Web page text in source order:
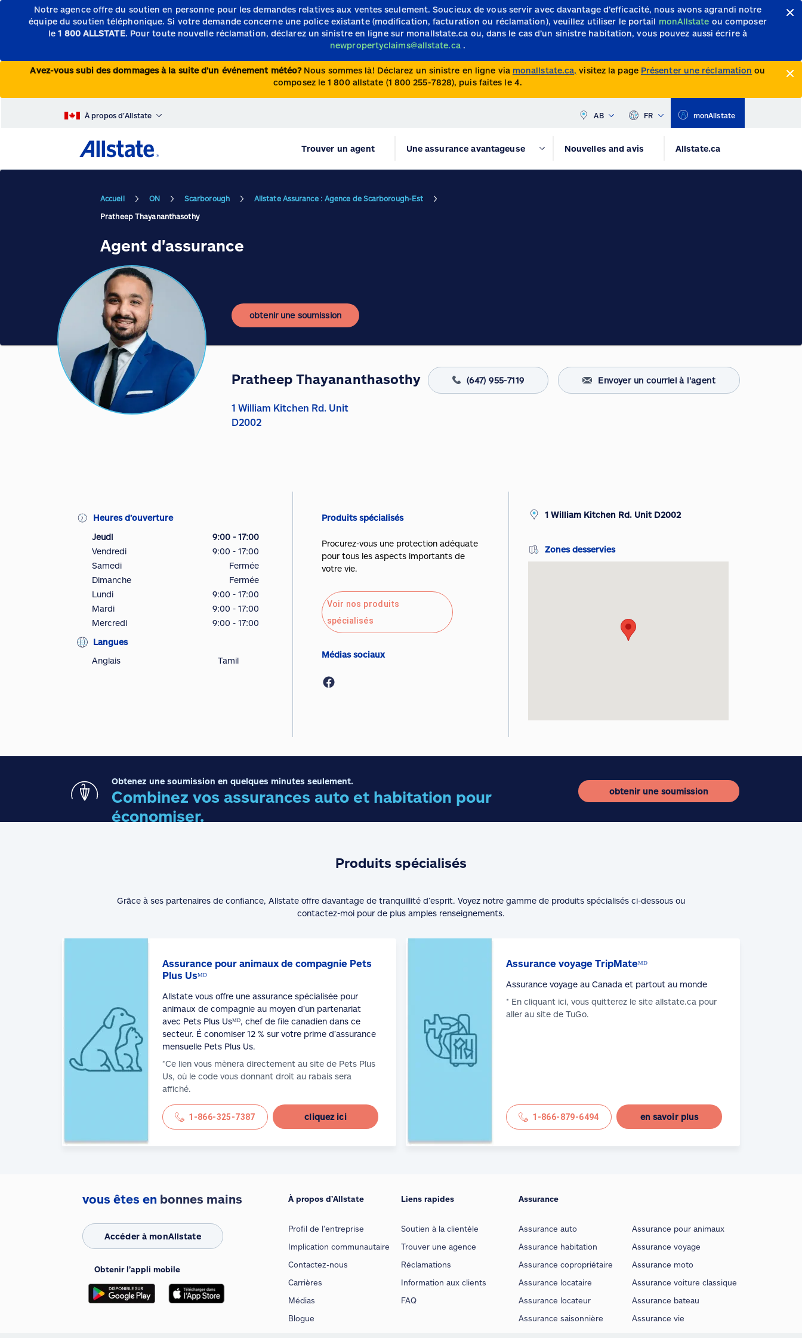
Notre agence offre du soutien en personne pour les demandes relatives aux ventes seulement.Soucieux de vous servir avec davantage d’efficacité, nous avons agrandi notre
équipe du soutien téléphonique.Si votre demande concerne une police existante (modification, facturation ou réclamation), veuillez utiliser le portail monAllstate ou composer
le1 800 ALLSTATE. Pour toute nouvelle réclamation, déclarez un sinistre en ligne sur monallstate.ca ou, dans le cas d’un sinistre habitation, vous pouvez aussi écrire à
newpropertyclaims@allstate.ca .
Avez-vous subi des dommages à la suite d’un événement météo? Nous sommes là! Déclarez un sinistre en ligne via monallstate.ca, visitez la page Présenter une réclamation ou
composez le 1 800 allstate (1 800 255-7828), puis faites le 4.
À propos d’Allstate AB FR monAllstate
Trouver un agent Une assurance avantageuse Nouvelles and avis Allstate.ca
Accueil ON Scarborough Allstate Assurance : Agence de Scarborough-Est
Pratheep Thayananthasothy
Agent d'assurance
obtenir une soumission
Pratheep Thayananthasothy (647) 955-7119 Envoyer un courriel à l'agent
1 William Kitchen Rd. Unit
D2002
Heures d’ouverture
Jeudi
9:00 - 17:00
Vendredi
9:00 - 17:00
Samedi
Fermée
Dimanche
Fermée
Lundi
9:00 - 17:00
Mardi
9:00 - 17:00
Mercredi
9:00 - 17:00
Langues
Anglais
Tamil
Produits spécialisés
Procurez-vous une protection adéquate
pour tous les aspects importants de
votre vie.
Voir nos produits
spécialisés
Médias sociaux
1 William Kitchen Rd. Unit D2002
Zones desservies
Obtenez une soumission en quelques minutes seulement.
Combinez vos assurances auto et habitation pour
économiser.
obtenir une soumission
Produits spécialisés
Grâce à ses partenaires de confiance, Allstate offre davantage de tranquillité d’esprit. Voyez notre gamme de produits spécialisés ci-dessous ou
contactez-moi pour de plus amples renseignements.
Assurance pour animaux de compagnie Pets
Plus Usᴹᴰ
Allstate vous offre une assurance spécialisée pour
animaux de compagnie au moyen d’un partenariat
avec Pets Plus Usᴹᴰ, chef de file canadien dans ce
secteur. É conomiser 12 % sur votre prime d’assurance
mensuelle Pets Plus Us.
*Ce lien vous mènera directement au site de Pets Plus
Us, où le code vous donnant droit au rabais sera
affiché.
1-866-325-7387 cliquez ici
Assurance voyage TripMateᴹᴰ
Assurance voyage au Canada et partout au monde
* En cliquant ici, vous quitterez le site allstate.ca pour
aller au site de TuGo.
1-866-879-6494 en savoir plus
vous êtes en bonnes mains
Accéder à monAllstate
Obtenir l’appli mobile
À propos d’Allstate
Profil de l’entreprise
Implication communautaire
Contactez-nous
Carrières
Médias
Blogue
Liens rapides
Soutien à la clientèle
Trouver une agence
Réclamations
Information aux clients
FAQ
Assurance
Assurance auto
Assurance habitation
Assurance copropriétaire
Assurance locataire
Assurance locateur
Assurance saisonnière
Assurance pour animaux
Assurance voyage
Assurance moto
Assurance voiture classique
Assurance bateau
Assurance vie